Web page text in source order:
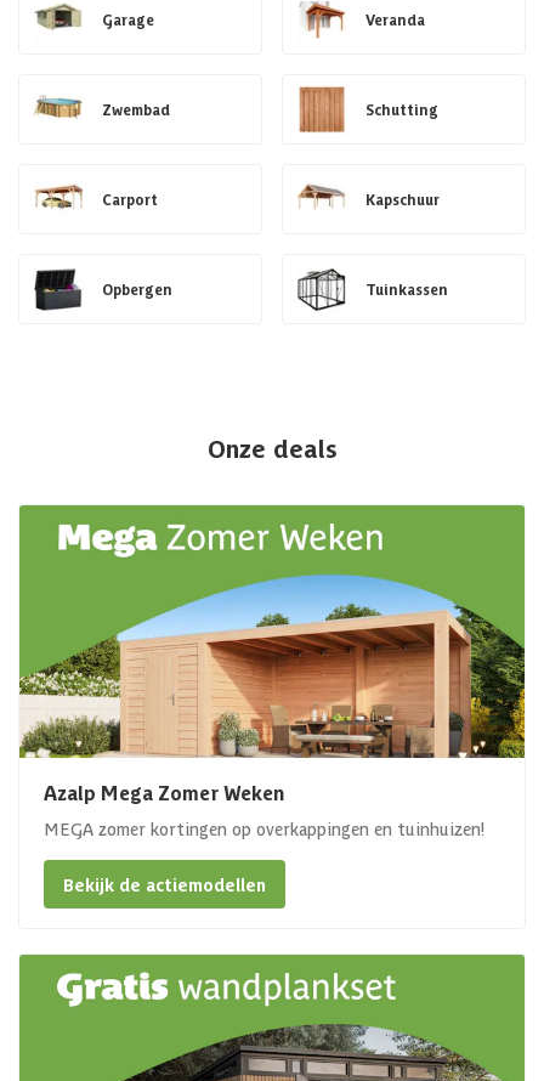
Garage Veranda
Zwembad Schutting
Carport Kapschuur
Opbergen Tuinkassen
Onze deals
Azalp Mega Zomer Weken
MEGA zomer kortingen op overkappingen en tuinhuizen!
Bekijk de actiemodellen